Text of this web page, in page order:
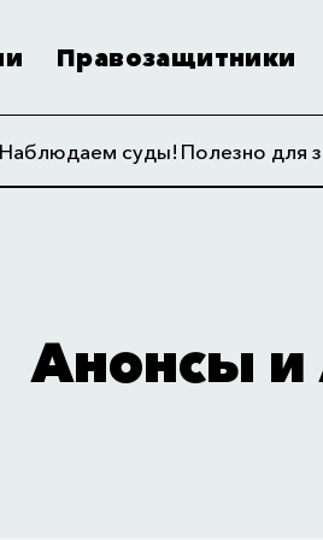
Правозащитники
Наблюдаем суды! Полезно для
Анонсы и